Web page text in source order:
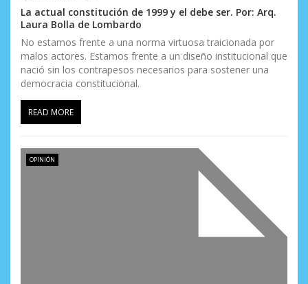
La actual constitución de 1999 y el debe ser. Por: Arq.
Laura Bolla de Lombardo
No estamos frente a una norma virtuosa traicionada por
malos actores. Estamos frente a un diseño institucional que
nació sin los contrapesos necesarios para sostener una
democracia constitucional.
READ MORE
OPINIÓN